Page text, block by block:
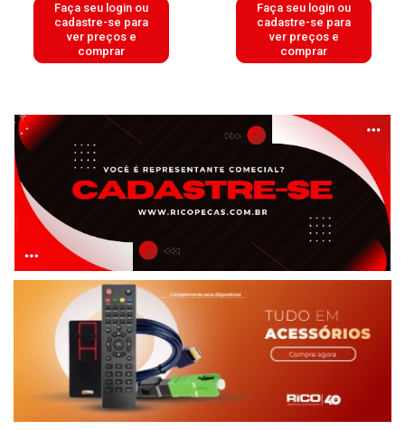
Faça seu login ou
cadastre-se para
ver preços e
comprar
Faça seu login ou
cadastre-se para
ver preços e
comprar